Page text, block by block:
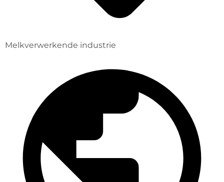
Melkverwerkende industrie